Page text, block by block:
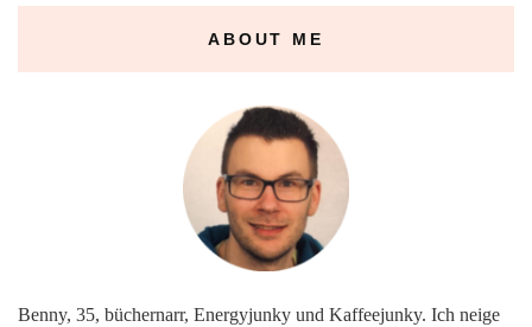
ABOUT ME
Benny, 35, büchernarr, Energyjunky und Kaffeejunky. Ich neige